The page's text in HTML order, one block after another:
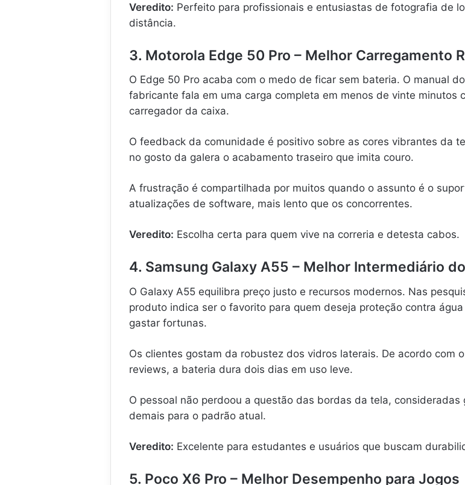
Veredito: Perfeito para profissionais e entusiastas de fotografia de
distância.
3. Motorola Edge 50 Pro – Melhor Carregamento
O Edge 50 Pro acaba com o medo de ficar sem bateria. O manual do
fabricante fala em uma carga completa em menos de vinte minutos
carregador da caixa.
O feedback da comunidade é positivo sobre as cores vibrantes da
no gosto da galera o acabamento traseiro que imita couro.
A frustração é compartilhada por muitos quando o assunto é o
atualizações de software, mais lento que os concorrentes.
Veredito: Escolha certa para quem vive na correria e detesta cabos.
4. Samsung Galaxy A55 – Melhor Intermediário
O Galaxy A55 equilibra preço justo e recursos modernos. Nas
produto indica ser o favorito para quem deseja proteção contra água
gastar fortunas.
Os clientes gostam da robustez dos vidros laterais. De acordo com
reviews, a bateria dura dois dias em uso leve.
O pessoal não perdoou a questão das bordas da tela, consideradas
demais para o padrão atual.
Veredito: Excelente para estudantes e usuários que buscam
5. Poco X6 Pro – Melhor Desempenho para Jogos